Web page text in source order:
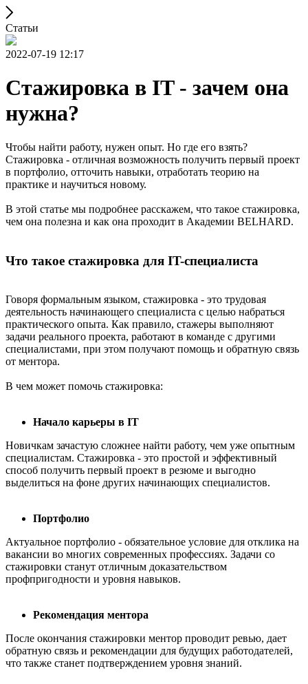
Статьи
2022-07-19 12:17
Стажировка в IT - зачем она
нужна?
Чтобы найти работу, нужен опыт. Но где его взять?
Стажировка - отличная возможность получить первый проект
в портфолио, отточить навыки, отработать теорию на
практике и научиться новому.
В этой статье мы подробнее расскажем, что такое стажировка,
чем она полезна и как она проходит в Академии BELHARD.
Что такое стажировка для IT-специалиста
Говоря формальным языком, стажировка - это трудовая
деятельность начинающего специалиста с целью набраться
практического опыта. Как правило, стажеры выполняют
задачи реального проекта, работают в команде с другими
специалистами, при этом получают помощь и обратную связь
от ментора.
В чем может помочь стажировка:
Начало карьеры в IT
Новичкам зачастую сложнее найти работу, чем уже опытным
специалистам. Стажировка - это простой и эффективный
способ получить первый проект в резюме и выгодно
выделиться на фоне других начинающих специалистов.
Портфолио
Актуальное портфолио - обязательное условие для отклика на
вакансии во многих современных профессиях. Задачи со
стажировки станут отличным доказательством
профпригодности и уровня навыков.
Рекомендация ментора
После окончания стажировки ментор проводит ревью, дает
обратную связь и рекомендации для будущих работодателей,
что также станет подтверждением уровня знаний.